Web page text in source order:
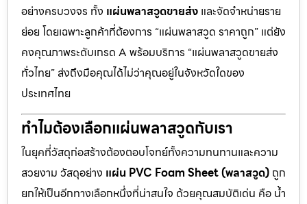
อย่างครบวงจร ทั้ง แผ่นพลาสวูดขายส่ง และจัดจำหน่ายราย
ย่อย โดยเฉพาะลูกค้าที่ต้องการ “แผ่นพลาสวูด ราคาถูก” แต่ยัง
คงคุณภาพระดับเกรด A พร้อมบริการ “แผ่นพลาสวูดขายส่ง
ทั่วไทย” ส่งถึงมือคุณได้ไม่ว่าคุณอยู่ในจังหวัดใดของ
ประเทศไทย
ทำไมต้องเลือกแผ่นพลาสวูดกับเรา
ในยุคที่วัสดุก่อสร้างต้องตอบโจทย์ทั้งความทนทานและความ
สวยงาม วัสดุอย่าง แผ่น PVC Foam Sheet (พลาสวูด) ถูก
ยกให้เป็นอีกทางเลือกหนึ่งที่น่าสนใจ ด้วยคุณสมบัติเด่น คือ น้ำ